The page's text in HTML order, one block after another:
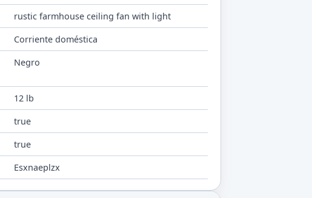
rustic farmhouse ceiling fan with light
Corriente doméstica
Negro
12 lb
true
true
Esxnaeplzx